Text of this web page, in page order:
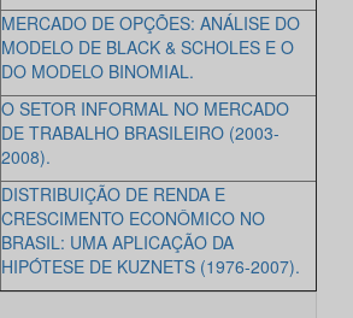
MERCADO DE OPÇÕES: ANÁLISE DO
MODELO DE BLACK & SCHOLES E O
DO MODELO BINOMIAL.
O SETOR INFORMAL NO MERCADO
DE TRABALHO BRASILEIRO (2003-
2008).
DISTRIBUIÇÃO DE RENDA E
CRESCIMENTO ECONÔMICO NO
BRASIL: UMA APLICAÇÃO DA
HIPÓTESE DE KUZNETS (1976-2007).